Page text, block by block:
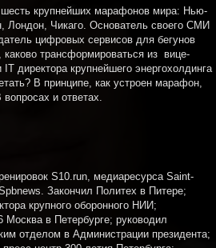
крупнейших марафонов мира: Нью-
Лондон, Чикаго. Основатель своего СМИ
цифровых сервисов для бегунов
каково трансформироваться из вице-
IT директора крупнейшего энергохолдинга
В принципе, как устроен марафон,
и ответах.
S10.run, медиаресурса Saint-
Закончил Политех в Питере;
крупного оборонного НИИ;
Москва в Петербурге; руководил
отделом в Администрации президента;